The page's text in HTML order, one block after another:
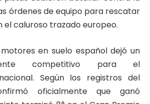
órdenes de equipo para rescatar
el caluroso trazado europeo.
en suelo español dejó un
competitivo para el
Según los registros del
oficialmente que ganó